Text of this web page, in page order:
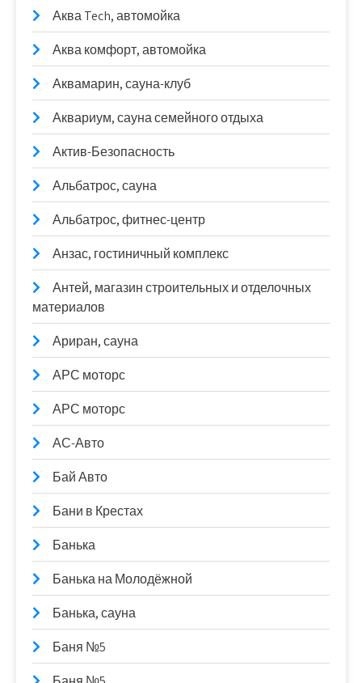
Аква Tech, автомойка
Аква комфорт, автомойка
Аквамарин, сауна-клуб
Аквариум, сауна семейного отдыха
Актив-Безопасность
Альбатрос, сауна
Альбатрос, фитнес-центр
Анзас, гостиничный комплекс
Антей, магазин строительных и отделочных
материалов
Ариран, сауна
АРС моторс
АРС моторс
АС-Авто
Бай Авто
Бани в Крестах
Банька
Банька на Молодёжной
Банька, сауна
Баня №5